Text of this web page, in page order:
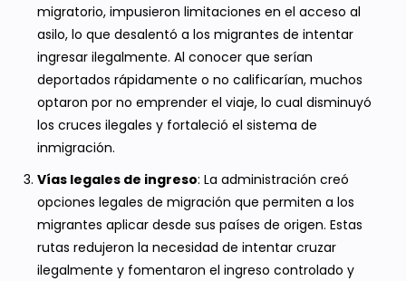
migratorio, impusieron limitaciones en el acceso al
asilo, lo que desalentó a los migrantes de intentar
ingresar ilegalmente. Al conocer que serían
deportados rápidamente o no calificarían, muchos
optaron por no emprender el viaje, lo cual disminuyó
los cruces ilegales y fortaleció el sistema de
inmigración.
Vías legales de ingreso: La administración creó
opciones legales de migración que permiten a los
migrantes aplicar desde sus países de origen. Estas
rutas redujeron la necesidad de intentar cruzar
ilegalmente y fomentaron el ingreso controlado y